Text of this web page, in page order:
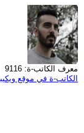
معرف الكاتب-ة: 9116
الكاتب-ة في موقع